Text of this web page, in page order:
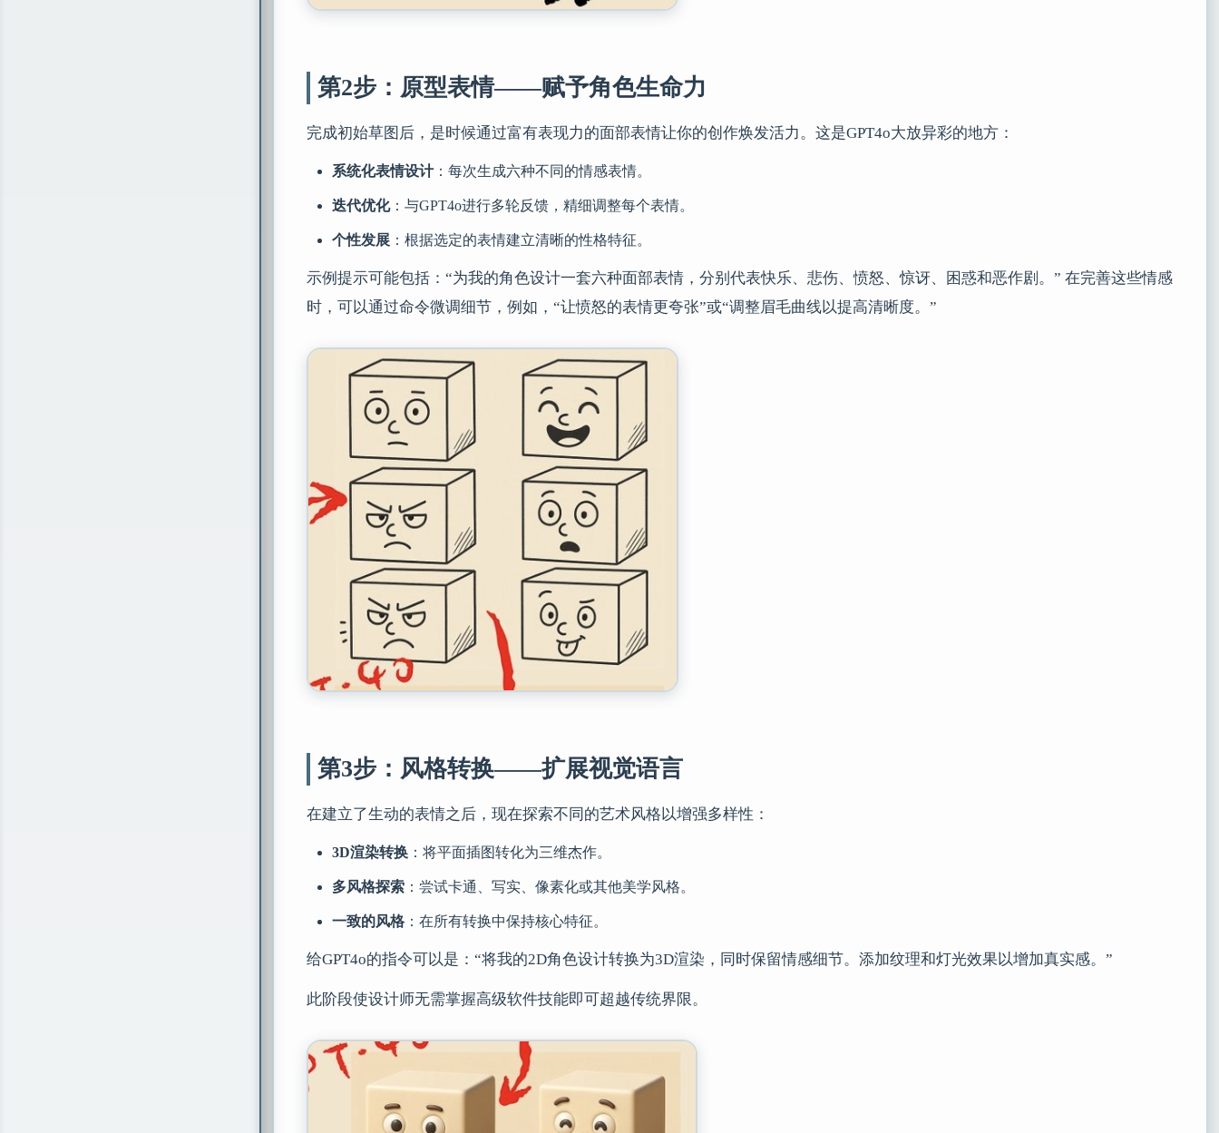
第2步：原型表情——赋予角色生命力
完成初始草图后，是时候通过富有表现力的面部表情让你的创作焕发活力。这是GPT4o大放异彩的地方：
系统化表情设计：每次生成六种不同的情感表情。
迭代优化：与GPT4o进行多轮反馈，精细调整每个表情。
个性发展 ：根据选定的表情建立清晰的性格特征。
示例提示可能包括：“为我的角色设计一套六种面部表情，分别代表快乐、悲伤、愤怒、惊讶、困惑和恶作剧。” 在完善这些情感
时，可以通过命令微调细节，例如，“让愤怒的表情更夸张”或“调整眉毛曲线以提高清晰度。”
第3步：风格转换——扩展视觉语言
在建立了生动的表情之后，现在探索不同的艺术风格以增强多样性：
3D渲染转换 ：将平面插图转化为三维杰作。
多风格探索 ：尝试卡通、写实、像素化或其他美学风格。
一致的风格 ：在所有转换中保持核心特征。
给GPT4o的指令可以是：“将我的2D角色设计转换为3D渲染，同时保留情感细节。添加纹理和灯光效果以增加真实感。”
此阶段使设计师无需掌握高级软件技能即可超越传统界限。